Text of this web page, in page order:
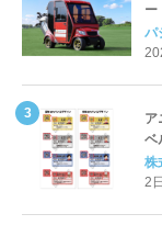
パ
ア
ベ
対
株
2